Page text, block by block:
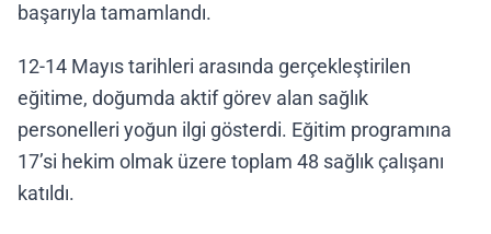
başarıyla tamamlandı.
12-14 Mayıs tarihleri arasında gerçekleştirilen
eğitime, doğumda aktif görev alan sağlık
personelleri yoğun ilgi gösterdi. Eğitim programına
17’si hekim olmak üzere toplam 48 sağlık çalışanı
katıldı.